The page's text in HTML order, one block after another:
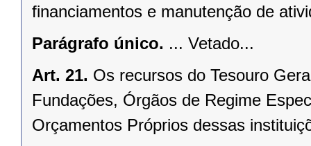
financiamentos e manutenção de
Parágrafo único. ... Vetado...
Art. 21. Os recursos do Tesouro
Fundações, Órgãos de Regime
Orçamentos Próprios dessas